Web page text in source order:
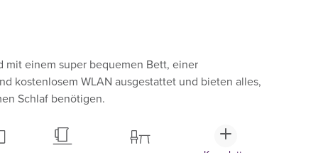
mit einem super bequemen Bett, einer
kostenlosem WLAN ausgestattet und bieten alles,
Schlaf benötigen.